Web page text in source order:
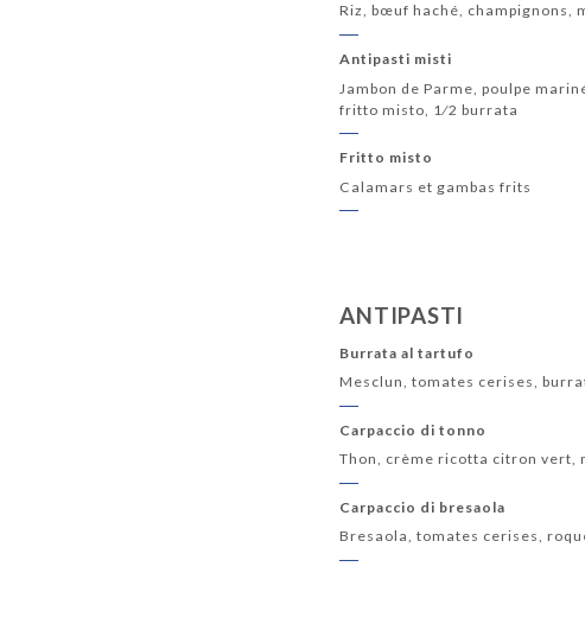
Riz, bœuf haché, champignons,
Antipasti misti
Jambon de Parme, poulpe
fritto misto, 1⁄2 burrata
Fritto misto
Calamars et gambas frits
ANTIPASTI
Burrata al tartufo
Mesclun, tomates cerises,
Carpaccio di tonno
Thon, crème ricotta citron vert,
Carpaccio di bresaola
Bresaola, tomates cerises,